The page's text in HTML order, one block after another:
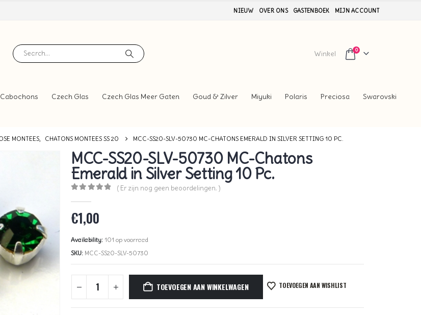
NIEUW OVER ONS GASTENBOEK MIJN ACCOUNT
Winkel 0
Cabochons Czech Glas Czech Glas Meer Gaten Goud & Zilver Miyuki Polaris Preciosa Swarovski
MONTEES, CHATONS MONTEES SS 20 MCC-SS20-SLV-50730 MC-CHATONS EMERALD IN SILVER SETTING 10 PC.
MCC-SS20-SLV-50730 MC-Chatons
Emerald in Silver Setting 10 Pc.
( Er zijn nog geen beoordelingen. )
€1,00
Availability: 101 op voorraad
SKU: MCC-SS20-SLV-50730
TOEVOEGEN AAN WINKELWAGEN TOEVOEGEN AAN WISHLIST